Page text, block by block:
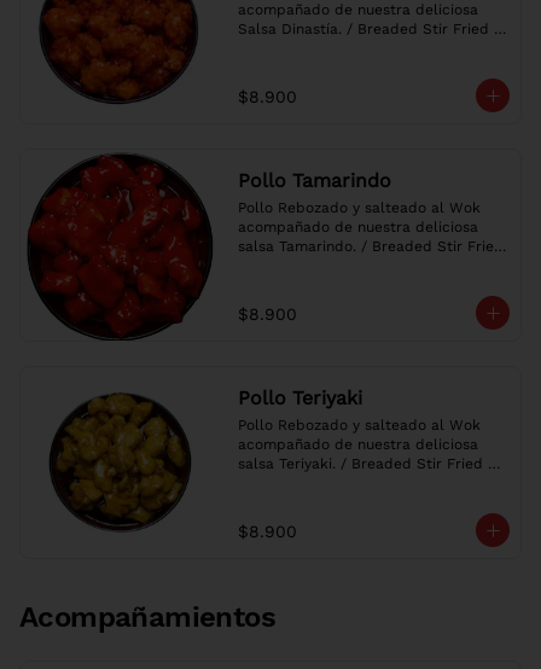
acompañado de nuestra deliciosa
Salsa Dinastía. / Breaded Stir Fried
$8.900
Pollo Tamarindo
Pollo Rebozado y salteado al Wok
acompañado de nuestra deliciosa
salsa Tamarindo. / Breaded Stir Fried
$8.900
Pollo Teriyaki
Pollo Rebozado y salteado al Wok
acompañado de nuestra deliciosa
salsa Teriyaki. / Breaded Stir Fried
$8.900
Acompañamientos